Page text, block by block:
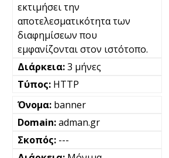
εκτιμήσει την
αποτελεσματικότητα των
διαφημίσεων που
εμφανίζονται στον ιστότοπο.
3 μήνες
HTTP
banner
adman.gr
---